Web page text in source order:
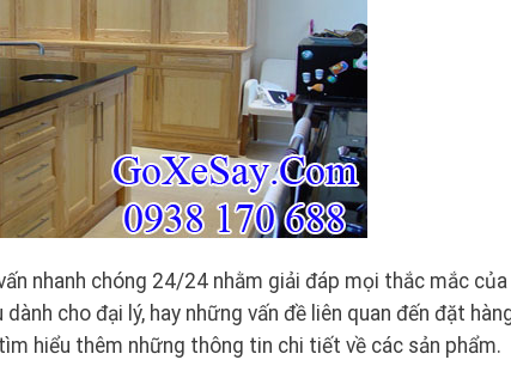
nhanh chóng 24/24 nhằm giải đáp mọi thắc mắc của
cho đại lý, hay những vấn đề liên quan đến đặt
hiểu thêm những thông tin chi tiết về các sản phẩm.